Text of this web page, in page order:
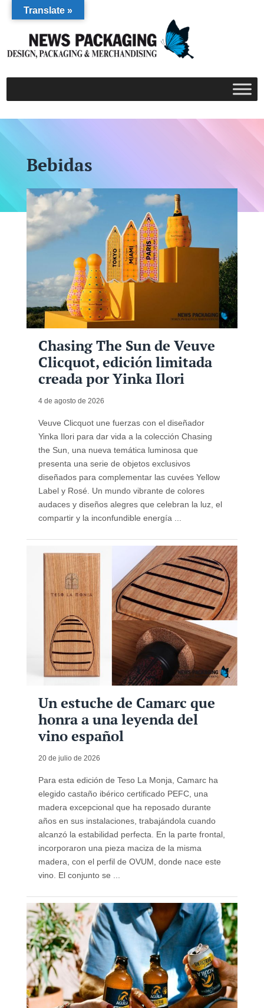
Bebidas
Chasing The Sun de Veuve
Clicquot, edición limitada
creada por Yinka Ilori
4 de agosto de 2026
Veuve Clicquot une fuerzas con el diseñador
Yinka Ilori para dar vida a la colección Chasing
the Sun, una nueva temática luminosa que
presenta una serie de objetos exclusivos
diseñados para complementar las cuvées Yellow
Label y Rosé. Un mundo vibrante de colores
audaces y diseños alegres que celebran la luz, el
compartir y la inconfundible energía ...
Un estuche de Camarc que
honra a una leyenda del
vino español
20 de julio de 2026
Para esta edición de Teso La Monja, Camarc ha
elegido castaño ibérico certificado PEFC, una
madera excepcional que ha reposado durante
años en sus instalaciones, trabajándola cuando
alcanzó la estabilidad perfecta. En la parte frontal,
incorporaron una pieza maciza de la misma
madera, con el perfil de OVUM, donde nace este
vino. El conjunto se ...
Translate »